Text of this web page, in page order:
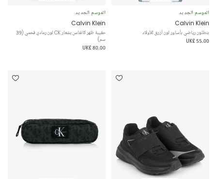
الموسم الجديد
Calvin Klein
بنطلون رياضي بأساور لون أزرق للأولاد
UK£ 55.00
الموسم الجديد
Calvin Klein
حقيبة ظهر كانفاس بشعار CK لون رمادي فحمي (39
سم)
UK£ 80.00